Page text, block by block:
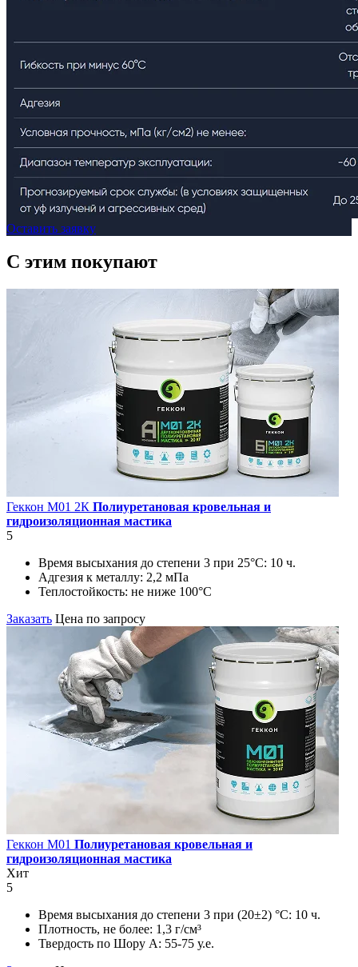
Оставить заявку
C этим покупают
Геккон М01 2К Полиуретановая кровельная и
гидроизоляционная мастика
5
Время высыхания до степени 3 при 25°С: 10 ч.
Адгезия к металлу: 2,2 мПа
Теплостойкость: не ниже 100°С
Заказать Цена по запросу
Геккон М01 Полиуретановая кровельная и
гидроизоляционная мастика
Хит
5
Время высыхания до степени 3 при (20±2) °С: 10 ч.
Плотность, не более: 1,3 г/см³
Твердость по Шору А: 55-75 у.е.